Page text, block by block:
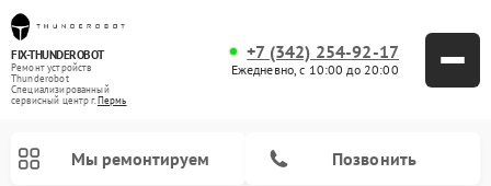
FIX-THUNDEROBOT
Ремонт устройств
Thunderobot
Специализированный
cервисный центр г.Пермь
+7 (342) 254-92-17
Ежедневно, с 10:00 до 20:00
Мы ремонтируем Позвонить